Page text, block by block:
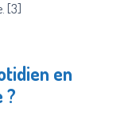
[3]
en
?